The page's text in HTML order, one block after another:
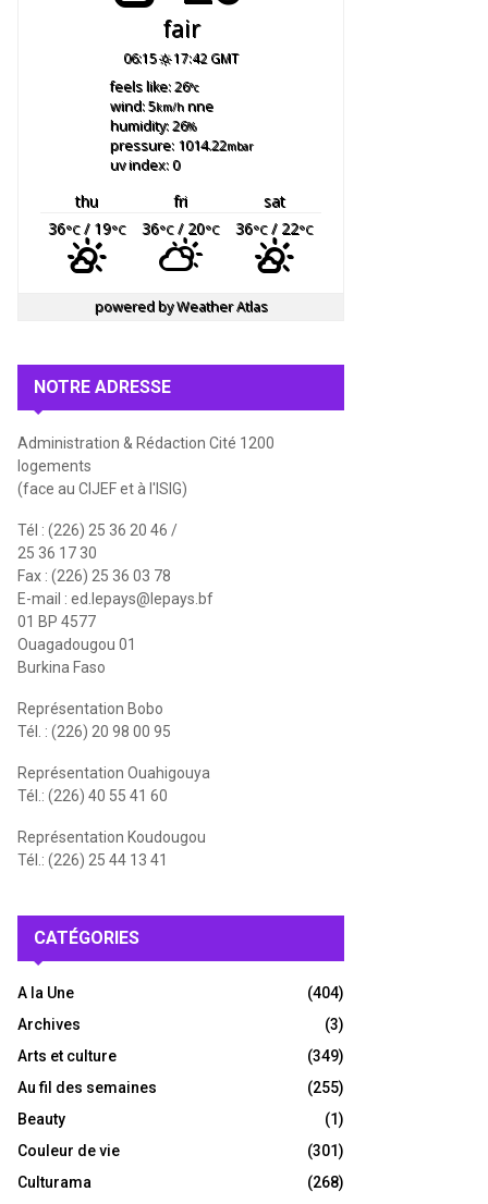
fair
06:15 17:42 GMT
feels like: 26°c
wind: 5km/hnne
humidity: 26%
pressure: 1014.22mbar
uv index: 0
thu fri
sat
36°C/ 19°C 36°C/ 20°C 36°C/ 22°C
powered byWeather Atlas
NOTRE ADRESSE
Administration & Rédaction Cité 1200
logements
(face au CIJEF et à l'ISIG)
Tél : (226) 25 36 20 46 /
25 36 17 30
Fax : (226) 25 36 03 78
E-mail : ed.lepays@lepays.bf
01 BP 4577
Ouagadougou 01
Burkina Faso
Représentation Bobo
Tél. : (226) 20 98 00 95
Représentation Ouahigouya
Tél.: (226) 40 55 41 60
Représentation Koudougou
Tél.: (226) 25 44 13 41
CATÉGORIES
A la Une
(404)
Archives
(3)
Arts et culture
(349)
Au fil des semaines
(255)
Beauty
(1)
Couleur de vie
(301)
Culturama
(268)